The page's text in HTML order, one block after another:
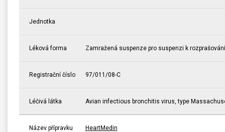
Jednotka
Léková forma Zamražená suspenze pro suspenzi k rozprašování
Registrační číslo 97/011/08-C
Léčivá látka Avian infectious bronchitis virus, type
Název přípravku HeartMedin